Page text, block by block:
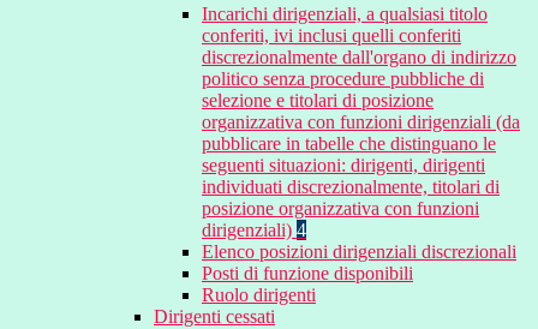
Incarichi dirigenziali, a qualsiasi titolo
conferiti, ivi inclusi quelli conferiti
discrezionalmente dall'organo di indirizzo
politico senza procedure pubbliche di
selezione e titolari di posizione
organizzativa con funzioni dirigenziali (da
pubblicare in tabelle che distinguano le
seguenti situazioni: dirigenti, dirigenti
individuati discrezionalmente, titolari di
posizione organizzativa con funzioni
dirigenziali) 4
Elenco posizioni dirigenziali discrezionali
Posti di funzione disponibili
Ruolo dirigenti
Dirigenti cessati